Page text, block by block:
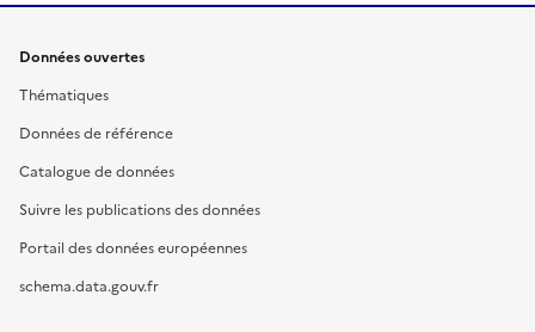
Données ouvertes
Thématiques
Données de référence
Catalogue de données
Suivre les publications des données
Portail des données européennes
schema.data.gouv.fr